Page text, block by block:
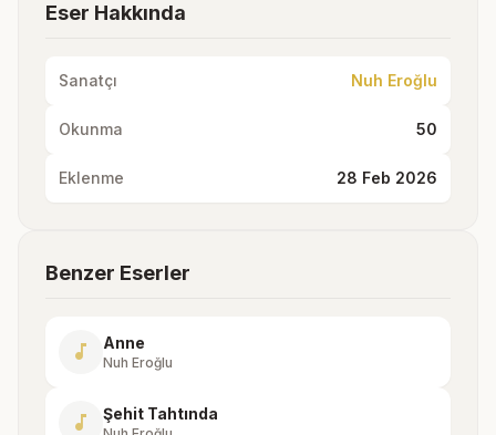
Eser Hakkında
Sanatçı Nuh Eroğlu
Okunma 50
Eklenme 28 Feb 2026
Benzer Eserler
music_note Anne
Nuh Eroğlu
music_note Şehit Tahtında